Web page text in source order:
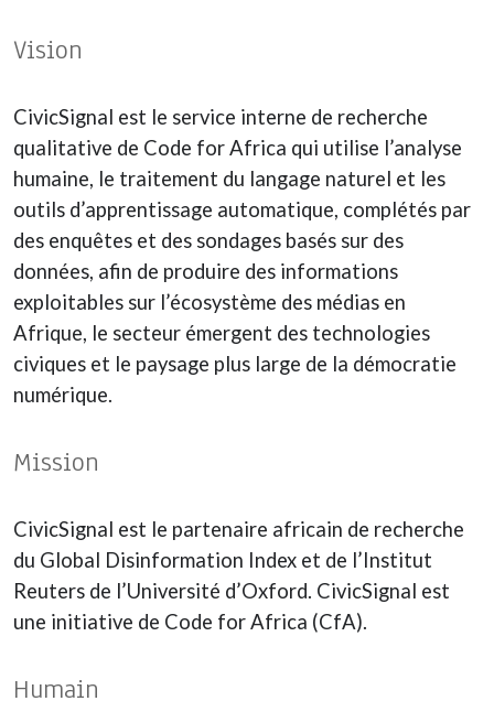
Vision
CivicSignal est le service interne de recherche
qualitative de Code for Africa qui utilise l’analyse
humaine, le traitement du langage naturel et les
outils d’apprentissage automatique, complétés par
des enquêtes et des sondages basés sur des
données, afin de produire des informations
exploitables sur l’écosystème des médias en
Afrique, le secteur émergent des technologies
civiques et le paysage plus large de la démocratie
numérique.
Mission
CivicSignal est le partenaire africain de recherche
du Global Disinformation Index et de l’Institut
Reuters de l’Université d’Oxford. CivicSignal est
une initiative de Code for Africa (CfA).
Humain